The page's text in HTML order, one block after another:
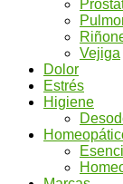
Vejiga
Dolor
Estrés
Higiene